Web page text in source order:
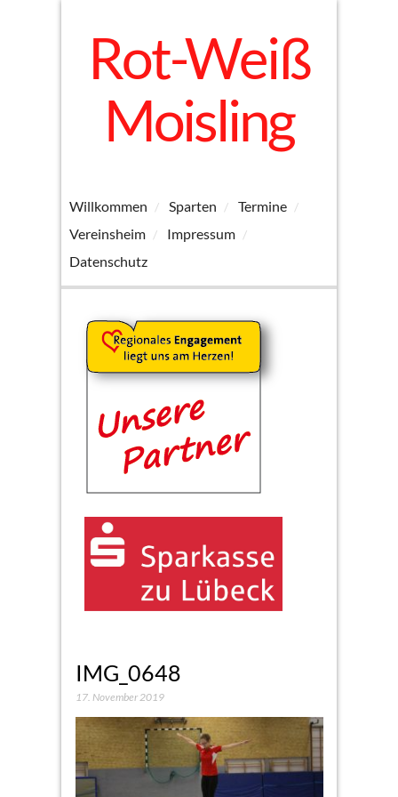
Rot-Weiß
Moisling
Willkommen Sparten
Termine
Vereinsheim
Impressum
Datenschutz
IMG_0648
17. November 2019